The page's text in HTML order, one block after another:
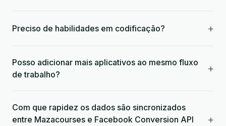
Preciso de habilidades em codificação? +
Posso adicionar mais aplicativos ao mesmo fluxo
de trabalho?
+
Com que rapidez os dados são sincronizados
entre Mazacourses e Facebook Conversion API
+